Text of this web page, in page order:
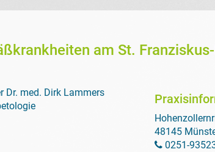
am St.
Dr. med. Dirk Lammers
48145
0251-